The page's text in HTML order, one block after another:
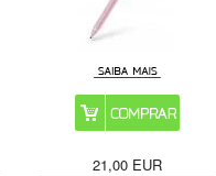
21,00EUR